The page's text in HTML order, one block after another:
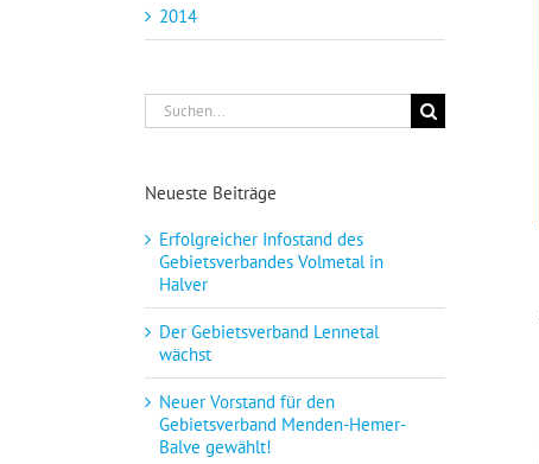
2014
Suche
nach:
Neueste Beiträge
Erfolgreicher Infostand des
Gebietsverbandes Volmetal in
Halver
Der Gebietsverband Lennetal
wächst
Neuer Vorstand für den
Gebietsverband Menden-Hemer-
Balve gewählt!